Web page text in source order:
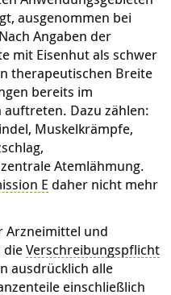
ausgenommen bei
Angaben der
mit Eisenhut als schwer
therapeutischen Breite
bereits im
Dazu zählen:
Muskelkrämpfe,
Atemlähmung.
E daher nicht mehr
Arzneimittel und
dieVerschreibungspflicht
ausdrücklich alle
einschließlich